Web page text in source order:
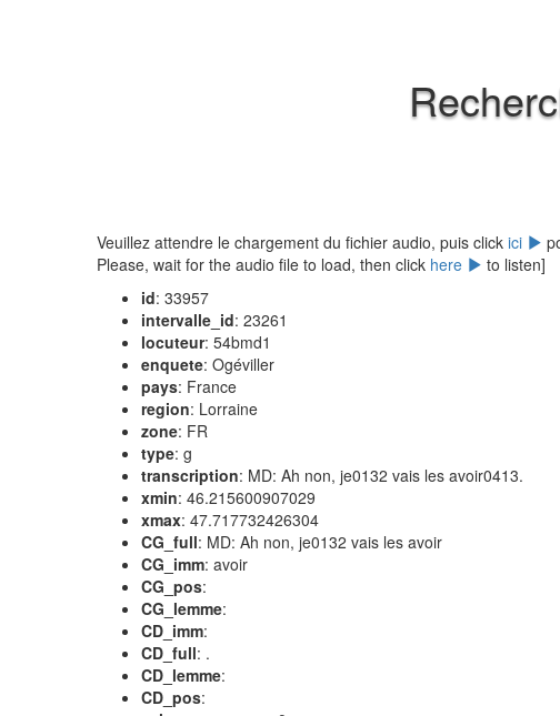
Veuillez attendre le chargement du fichier audio, puis click ici
Please, wait for the audio file to load, then click here
to listen]
id: 33957
intervalle_id: 23261
locuteur: 54bmd1
enquete: Ogéviller
pays: France
region: Lorraine
zone: FR
type: g
transcription: MD: Ah non, je0132 vais les avoir0413.
xmin: 46.215600907029
xmax: 47.717732426304
CG_full: MD: Ah non, je0132 vais les avoir
CG_imm: avoir
CG_pos:
CG_lemme:
CD_imm:
CD_full: .
CD_lemme:
CD_pos: